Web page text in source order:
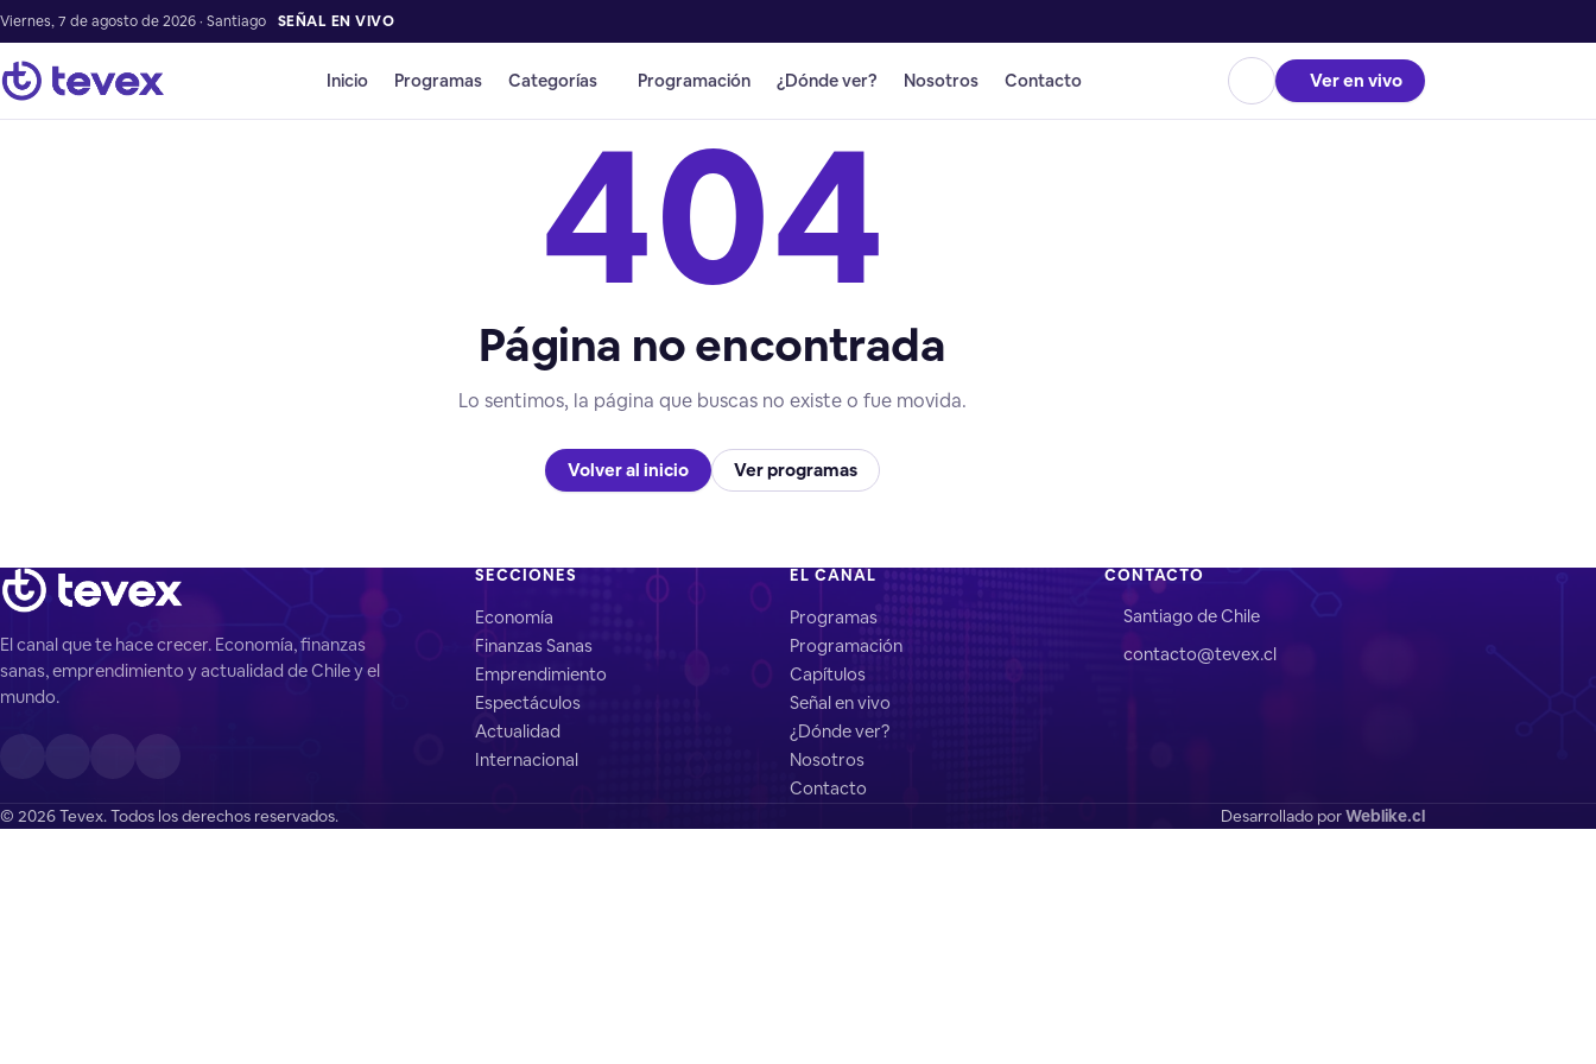
Viernes, 7 de agosto de 2026 · Santiago SEÑAL EN VIVO
Inicio Programas Categorías Programación ¿Dónde ver? Nosotros Contacto Ver en vivo
404
Página no encontrada
Lo sentimos, la página que buscas no existe o fue movida.
Volver al inicio Ver programas
El canal que te hace crecer. Economía, finanzas
sanas, emprendimiento y actualidad de Chile y el
mundo.
SECCIONES
Economía
Finanzas Sanas
Emprendimiento
Espectáculos
Actualidad
Internacional
EL CANAL
Programas
Programación
Capítulos
Señal en vivo
¿Dónde ver?
Nosotros
Contacto
CONTACTO
Santiago de Chile
contacto@tevex.cl
© 2026 Tevex. Todos los derechos reservados. Desarrollado porWeblike.cl